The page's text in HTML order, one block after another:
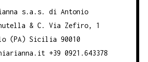
s.a.s. di Antonio
& C. Via Zefiro, 1
(PA) Sicilia 90010
+39 0921.643378